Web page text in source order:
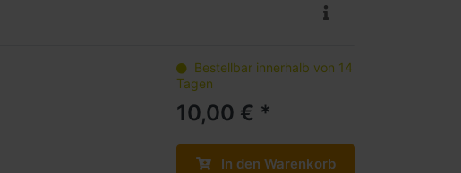
Bestellbar innerhalb von 14
Tagen
10,00 € *
In den Warenkorb